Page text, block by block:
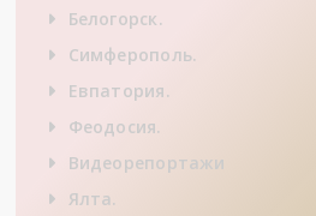
Белогорск.
Симферополь.
Евпатория.
Феодосия.
Видеорепортажи
Ялта.